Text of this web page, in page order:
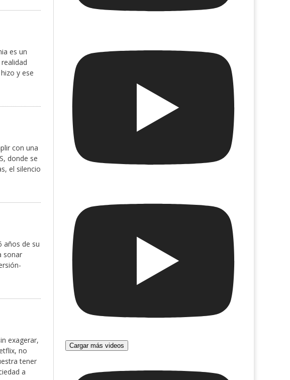
es un
y ese
con una
donde se
el silencio
años de su
sonar
exagerar,
no
tener
a
Cargar más videos